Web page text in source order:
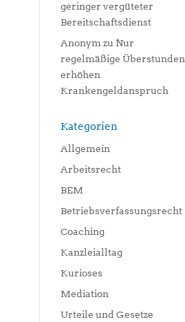
geringer vergüteter
Bereitschaftsdienst
Anonym zu Nur
regelmäßige Überstunden
erhöhen
Krankengeldanspruch
Kategorien
Allgemein
Arbeitsrecht
BEM
Betriebsverfassungsrecht
Coaching
Kanzleialltag
Kurioses
Mediation
Urteile und Gesetze